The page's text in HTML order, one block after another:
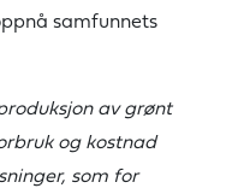
samfunnets
av grønt
og kostnad
som for